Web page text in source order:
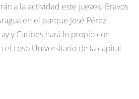
a la actividad este jueves. Bravos
en el parque José Pérez
y Caribes hará lo propio con
el coso Universitario de la capital